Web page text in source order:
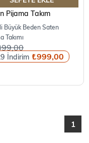
Pijama Takım
Büyük Beden Saten
Takımı
₺999,00
1